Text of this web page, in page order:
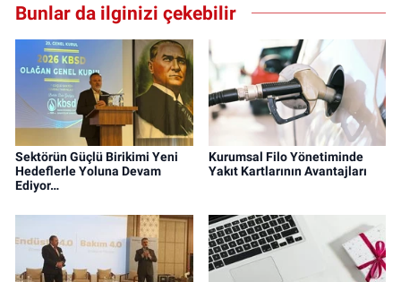
Bunlar da ilginizi çekebilir
Sektörün Güçlü Birikimi Yeni
Hedeflerle Yoluna Devam
Ediyor…
Kurumsal Filo Yönetiminde
Yakıt Kartlarının Avantajları